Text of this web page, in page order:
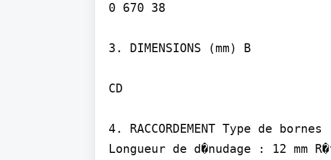
0 670 38
3. DIMENSIONS (mm) B
CD
4. RACCORDEMENT Type de
Longueur de d�nudage : 12 mm